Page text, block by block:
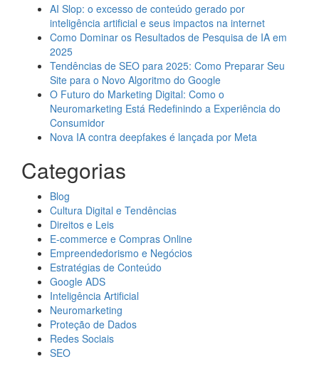
AI Slop: o excesso de conteúdo gerado por
inteligência artificial e seus impactos na internet
Como Dominar os Resultados de Pesquisa de IA em
2025
Tendências de SEO para 2025: Como Preparar Seu
Site para o Novo Algoritmo do Google
O Futuro do Marketing Digital: Como o
Neuromarketing Está Redefinindo a Experiência do
Consumidor
Nova IA contra deepfakes é lançada por Meta
Categorias
Blog
Cultura Digital e Tendências
Direitos e Leis
E-commerce e Compras Online
Empreendedorismo e Negócios
Estratégias de Conteúdo
Google ADS
Inteligência Artificial
Neuromarketing
Proteção de Dados
Redes Sociais
SEO